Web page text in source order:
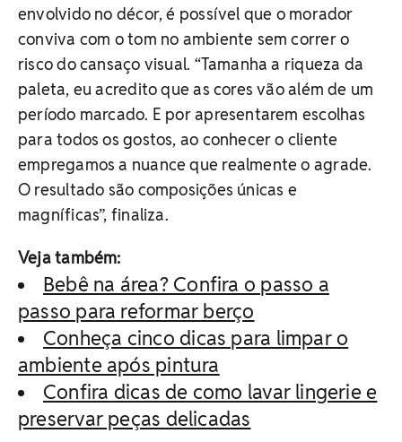
envolvido no décor, é possível que o morador
conviva com o tom no ambiente sem correr o
risco do cansaço visual. “Tamanha a riqueza da
paleta, eu acredito que as cores vão além de um
período marcado. E por apresentarem escolhas
para todos os gostos, ao conhecer o cliente
empregamos a nuance que realmente o agrade.
O resultado são composições únicas e
magníficas”, finaliza.
Veja também:
Bebê na área? Confira o passo a
passo para reformar berço
Conheça cinco dicas para limpar o
ambiente após pintura
Confira dicas de como lavar lingerie e
preservar peças delicadas